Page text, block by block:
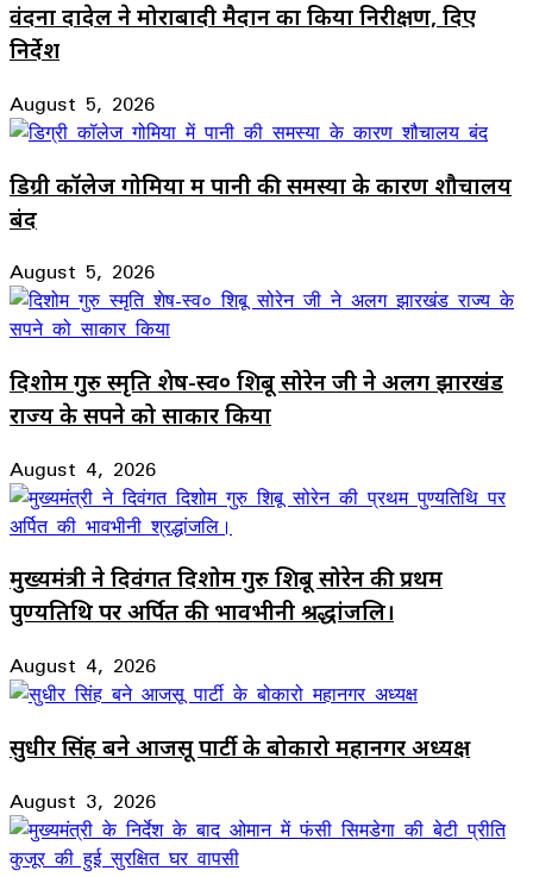
वंदना दादेल ने मोराबादी मैदान का किया निरीक्षण, दिए
निर्देश
August 5, 2026
डिग्री कॉलेज गोमिया में पानी की समस्या के कारण शौचालय
बंद
August 5, 2026
दिशोम गुरु स्मृति शेष-स्व० शिबू सोरेन जी ने अलग झारखंड
राज्य के सपने को साकार किया
August 4, 2026
मुख्यमंत्री ने दिवंगत दिशोम गुरु शिबू सोरेन की प्रथम
पुण्यतिथि पर अर्पित की भावभीनी श्रद्धांजलि।
August 4, 2026
सुधीर सिंह बने आजसू पार्टी के बोकारो महानगर अध्यक्ष
August 3, 2026